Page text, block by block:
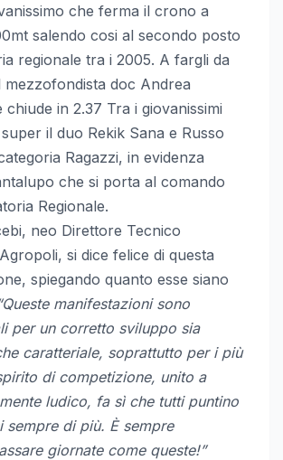
che ferma il crono a
salendo cosi al secondo posto
regionale tra i 2005. A fargli da
mezzofondista doc Andrea
chiude in 2.37 Tra i giovanissimi
il duo Rekik Sana e Russo
Ragazzi, in evidenza
che si porta al comando
Regionale.
neo Direttore Tecnico
si dice felice di questa
spiegando quanto esse siano
manifestazioni sono
per un corretto sviluppo sia
caratteriale, soprattutto per i più
di competizione, unito a
ludico, fa sì che tutti puntino
sempre di più. È sempre
giornate come queste!”